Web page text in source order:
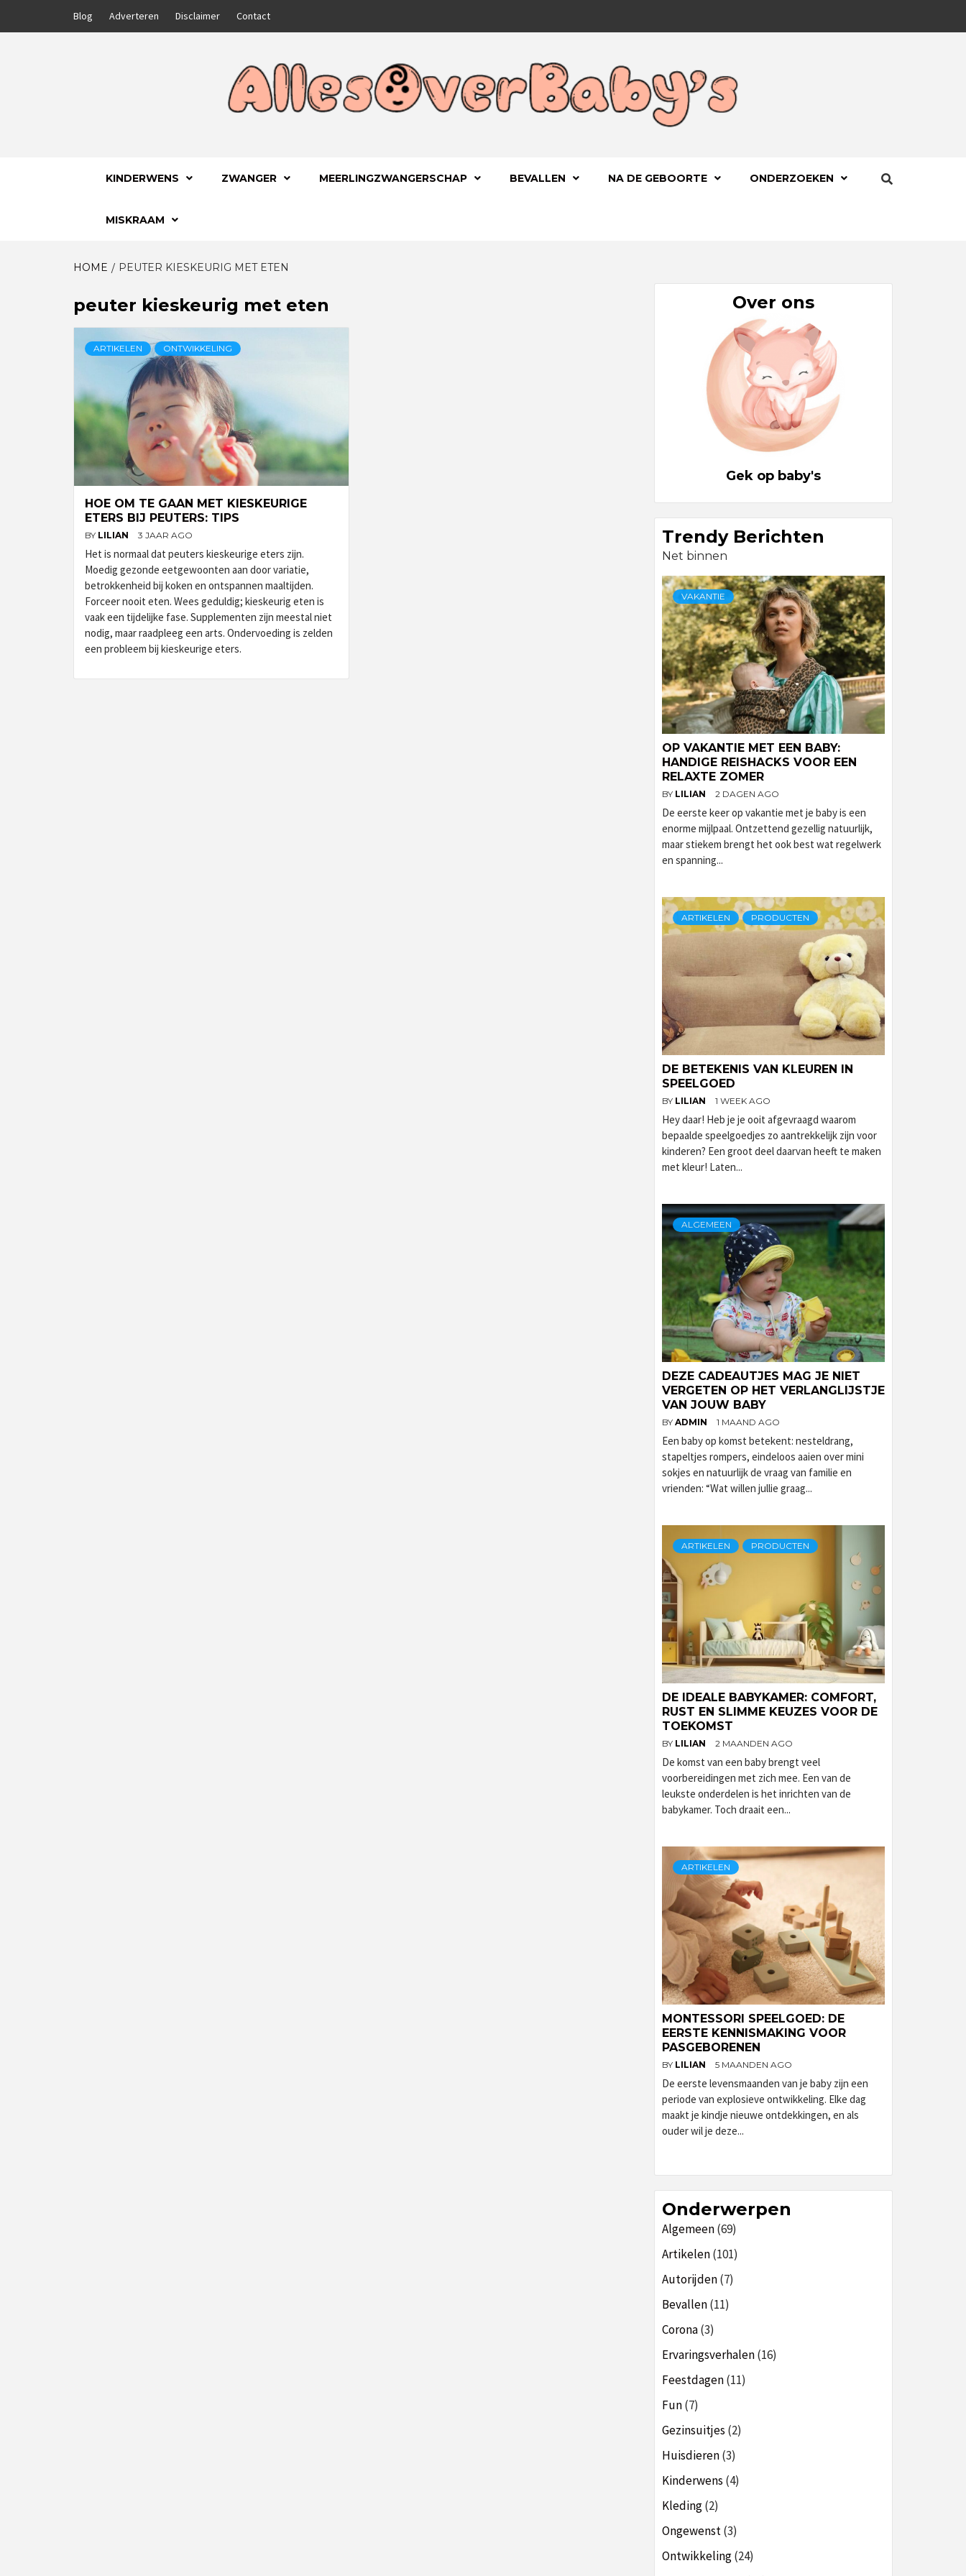
Blog Adverteren Disclaimer Contact
ALLESOVERBABYS.NL
KINDERWENS ZWANGER MEERLINGZWANGERSCHAP BEVALLEN NA DE GEBOORTE ONDERZOEKEN
MISKRAAM
HOME PEUTER KIESKEURIG MET ETEN
peuter kieskeurig met eten
ARTIKELEN ONTWIKKELING
HOE OM TE GAAN MET KIESKEURIGE
ETERS BIJ PEUTERS: TIPS
BY LILIAN 3 JAAR AGO
Het is normaal dat peuters kieskeurige eters zijn.
Moedig gezonde eetgewoonten aan door variatie,
betrokkenheid bij koken en ontspannen maaltijden.
Forceer nooit eten. Wees geduldig; kieskeurig eten is
vaak een tijdelijke fase. Supplementen zijn meestal niet
nodig, maar raadpleeg een arts. Ondervoeding is zelden
een probleem bij kieskeurige eters.
Over ons
Gek op baby's
Trendy Berichten
Net binnen
VAKANTIE
OP VAKANTIE MET EEN BABY:
HANDIGE REISHACKS VOOR EEN
RELAXTE ZOMER
BY LILIAN 2 DAGEN AGO
De eerste keer op vakantie met je baby is een
enorme mijlpaal. Ontzettend gezellig natuurlijk,
maar stiekem brengt het ook best wat regelwerk
en spanning...
ARTIKELEN PRODUCTEN
DE BETEKENIS VAN KLEUREN IN
SPEELGOED
BY LILIAN 1 WEEK AGO
Hey daar! Heb je je ooit afgevraagd waarom
bepaalde speelgoedjes zo aantrekkelijk zijn voor
kinderen? Een groot deel daarvan heeft te maken
met kleur! Laten...
ALGEMEEN
DEZE CADEAUTJES MAG JE NIET
VERGETEN OP HET VERLANGLIJSTJE
VAN JOUW BABY
BY ADMIN 1 MAAND AGO
Een baby op komst betekent: nesteldrang,
stapeltjes rompers, eindeloos aaien over mini
sokjes en natuurlijk de vraag van familie en
vrienden: “Wat willen jullie graag...
ARTIKELEN PRODUCTEN
DE IDEALE BABYKAMER: COMFORT,
RUST EN SLIMME KEUZES VOOR DE
TOEKOMST
BY LILIAN 2 MAANDEN AGO
De komst van een baby brengt veel
voorbereidingen met zich mee. Een van de
leukste onderdelen is het inrichten van de
babykamer. Toch draait een...
ARTIKELEN
MONTESSORI SPEELGOED: DE
EERSTE KENNISMAKING VOOR
PASGEBORENEN
BY LILIAN 5 MAANDEN AGO
De eerste levensmaanden van je baby zijn een
periode van explosieve ontwikkeling. Elke dag
maakt je kindje nieuwe ontdekkingen, en als
ouder wil je deze...
Onderwerpen
Algemeen(69)
Artikelen(101)
Autorijden(7)
Bevallen(11)
Corona(3)
Ervaringsverhalen(16)
Feestdagen(11)
Fun(7)
Gezinsuitjes (2)
Huisdieren(3)
Kinderwens (4)
Kleding(2)
Ongewenst(3)
Ontwikkeling(24)